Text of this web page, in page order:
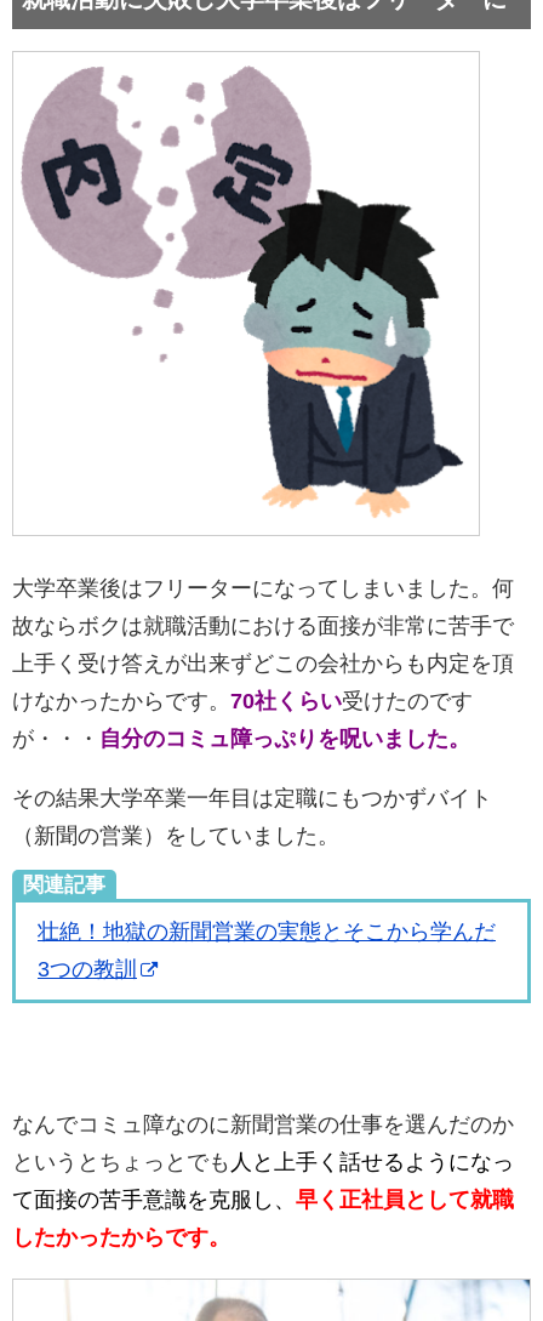
大学卒業後はフリーターになってしまいました。何
故ならボクは就職活動における面接が非常に苦手で
上手く受け答えが出来ずどこの会社からも内定を頂
けなかったからです。 70社くらい受けたのです
が・・・ 自分のコミュ障っぷりを呪いました。
その結果大学卒業一年目は定職にもつかずバイト
（新聞の営業）をしていました。
関連記事
壮絶！地獄の新聞営業の実態とそこから学んだ
3つの教訓
なんでコミュ障なのに新聞営業の仕事を選んだのか
というとちょっとでも 人と上手く話せるようになっ
て面接の苦手意識を克服し、 早く正社員として就職
したかったからです。